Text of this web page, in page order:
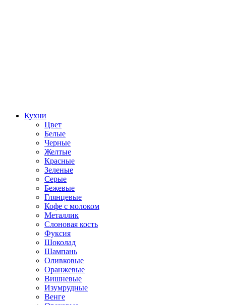
Кухни
Цвет
Белые
Черные
Желтые
Красные
Зеленые
Серые
Бежевые
Глянцевые
Кофе с молоком
Металлик
Слоновая кость
Фуксия
Шоколад
Шампань
Оливковые
Оранжевые
Вишневые
Изумрудные
Венге